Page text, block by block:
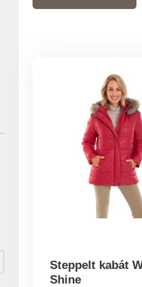
Steppelt kabát
Shine